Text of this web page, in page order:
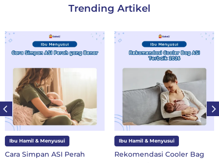
Trending Artikel
Perah
Ibu Hamil & Menyusui
Rekomendasi Cooler Bag
Ibu dan Anak
10